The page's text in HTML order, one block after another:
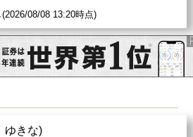
08/08 13:20時点)
ゆきな)